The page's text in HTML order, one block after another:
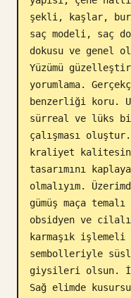
Güncellemeler
şekli, kaşlar,
saç modeli, saç
dokusu ve genel
Yüzümü
yorumlama.
benzerliği koru.
sürreal ve lüks
çalışması
kraliyet
tasarımını
olmalıyım.
gümüş maça
obsidyen ve
karmaşık
sembolleriyle
giysileri olsun.
Sağ elimde